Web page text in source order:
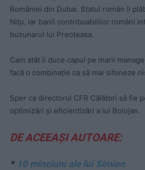
României din Dubai. Statul român îi
Nițu, iar banii contribuabililor români
buzunarul lui Preoteasa.
Cam atât îi duce capul pe marii
facă o combinație ca să mai sifoneze
Sper ca directorul CFR Călători să fie
optimizări și eficientizări a lui Bolojan.
DE ACEEAȘI AUTOARE:
* 10 minciuni ale lui Simion